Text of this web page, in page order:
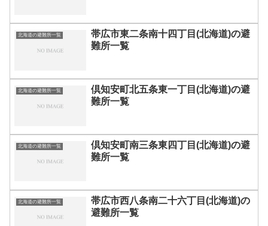
北海道の避難所一覧
帯広市東二条南十四丁目(北海道)の避
難所一覧
北海道の避難所一覧
倶知安町北五条東一丁目(北海道)の避
難所一覧
北海道の避難所一覧
倶知安町南三条東四丁目(北海道)の避
難所一覧
北海道の避難所一覧
帯広市西八条南二十六丁目(北海道)の
避難所一覧